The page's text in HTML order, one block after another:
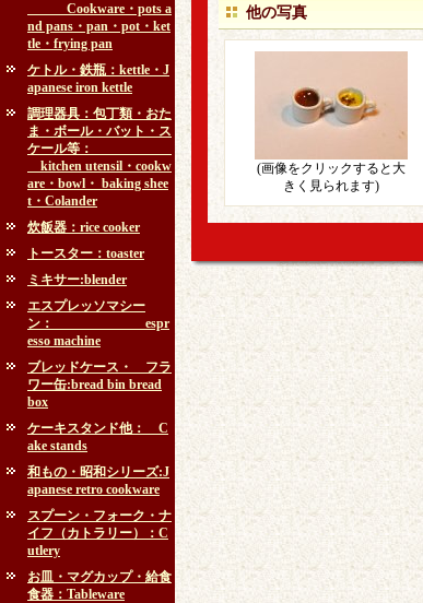
Cookware・pots a
nd pans・pan・pot・ket
tle・frying pan
ケトル・鉄瓶：kettle・J
apanese iron kettle
調理器具：包丁類・おた
ま・ボール・バット・ス
ケール等：
kitchen utensil・cookw
are・bowl・ baking shee
t・Colander
炊飯器：rice cooker
トースター：toaster
ミキサー:blender
エスプレッソマシー
ン： espr
esso machine
ブレッドケース・ フラ
ワー缶:bread bin bread
box
ケーキスタンド他： C
ake stands
和もの・昭和シリーズ:J
apanese retro cookware
スプーン・フォーク・ナ
イフ（カトラリー）：C
utlery
お皿・マグカップ・給食
食器：Tableware
他の写真
(画像をクリックすると大
きく見られます)